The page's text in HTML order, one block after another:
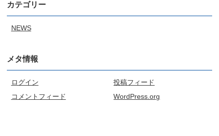
カテゴリー
NEWS
メタ情報
ログイン
投稿フィード
コメントフィード
WordPress.org